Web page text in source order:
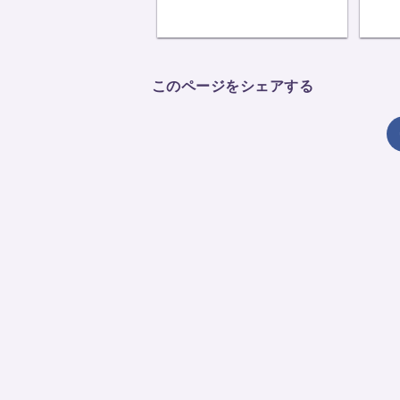
このページをシェアする